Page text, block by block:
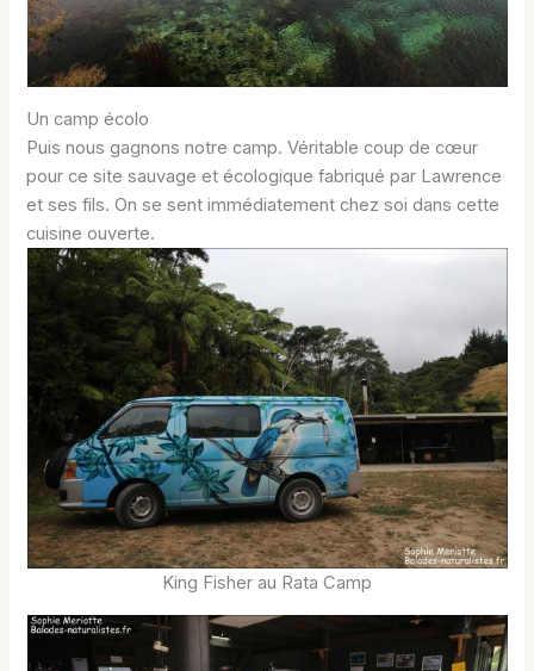
Un camp écolo
Puis nous gagnons notre camp. Véritable coup de cœur
pour ce site sauvage et écologique fabriqué par Lawrence
et ses fils. On se sent immédiatement chez soi dans cette
cuisine ouverte.
King Fisher au Rata Camp